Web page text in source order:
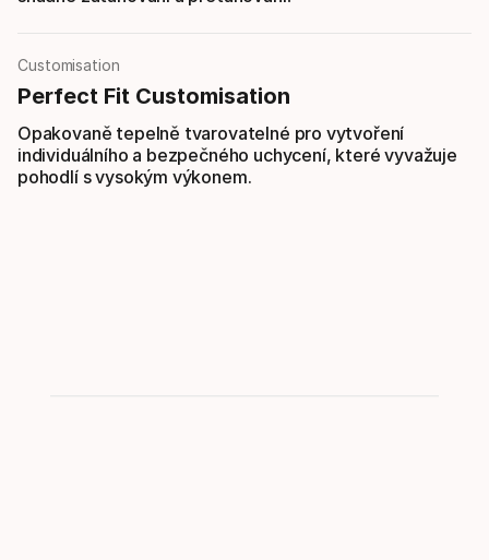
Customisation
Perfect Fit Customisation
Opakovaně tepelně tvarovatelné pro vytvoření
individuálního a bezpečného uchycení, které vyvažuje
pohodlí s vysokým výkonem.